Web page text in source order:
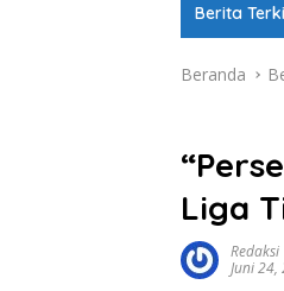
Berita
Beranda
Liga
Redaksi
Juni 24,